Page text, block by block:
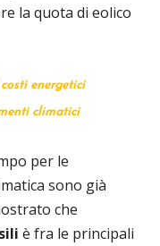
la quota di eolico
energetici
climatici
per le
sono già
che
è fra le principali